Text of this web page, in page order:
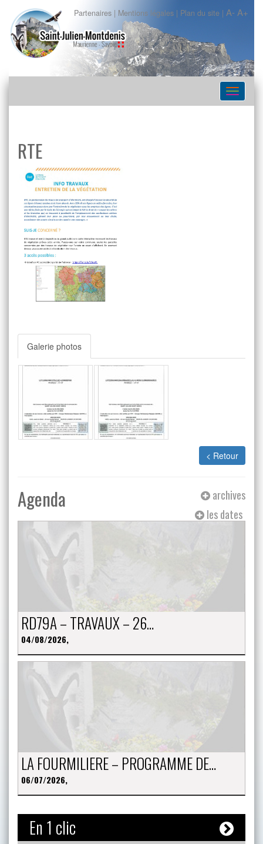
Partenaires | Mentions légales | Plan du site | A- A+
RTE
Galerie photos
< Retour
Agenda
archives
les dates
RD79A – TRAVAUX – 26…
04/08/2026,
LA FOURMILIERE – PROGRAMME DE…
06/07/2026,
En 1 clic